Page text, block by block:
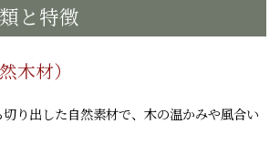
と特徴
木材）
り出した自然素材で、木の温かみや風合い